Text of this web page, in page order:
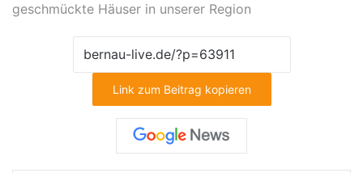
geschmückte Häuser in unserer Region
Link zum Beitrag kopieren